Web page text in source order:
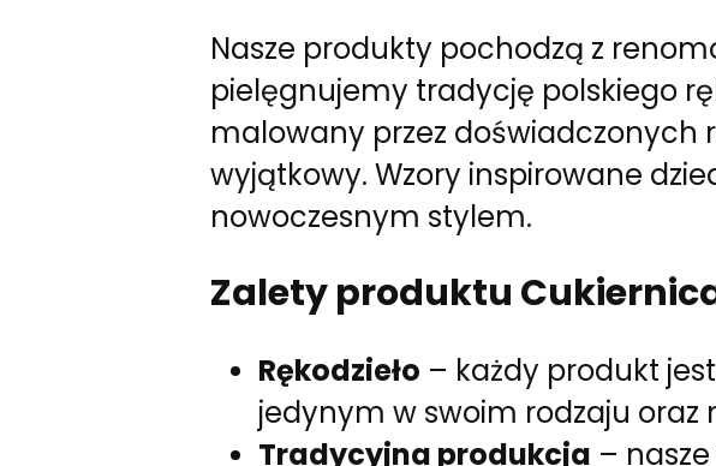
Nasze produkty pochodzą z
pielęgnujemy tradycję polskiego
malowany przez doświadczonych
wyjątkowy. Wzory inspirowane
nowoczesnym stylem.
Zalety produktu Cukiernica
Rękodzieło – każdy produkt
jedynym w swoim rodzaju oraz
Tradycyjna produkcja –